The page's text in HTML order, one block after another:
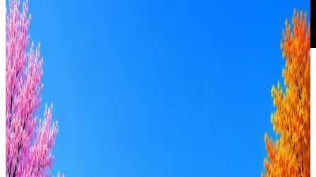
Lamoda
Один из крупнейших интернет-магазинов в России и СНГ
42активных вакансий
Перейти на сайт